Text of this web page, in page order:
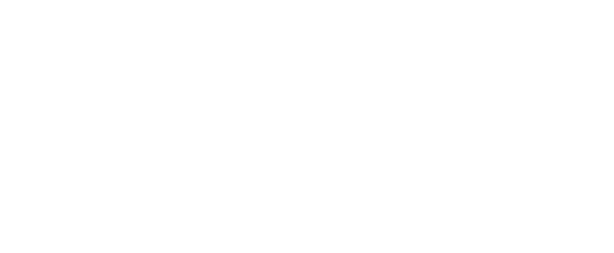
宣长效机制
管
意识”重庆发票申请上下功夫
用人公信度
监管
扩大开放”大讨论活动
申办企业热增高